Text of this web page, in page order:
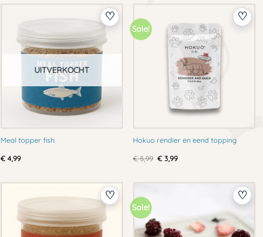
UITVERKOCHT
Meal topper fish
€ 4,99
Sale!
Hokuo rendier en eend topping
€5,99 Oorspronkelijke
€ 3,99Huidige
Sale!